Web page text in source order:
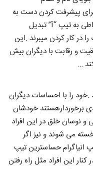
پیشرفت کردن دست به
به تیپ “آ” تبدیل
در کار کردن میبرند .این
و رقابت با دیگران بیش
…
.خود را با احساسات دیگران
برخوردارهستند خودشان
نوسان خلق در این افراد
می شوند و نیز اگر
انیاگرام حساسترین تیپ
این افراد مثل راه رفتن